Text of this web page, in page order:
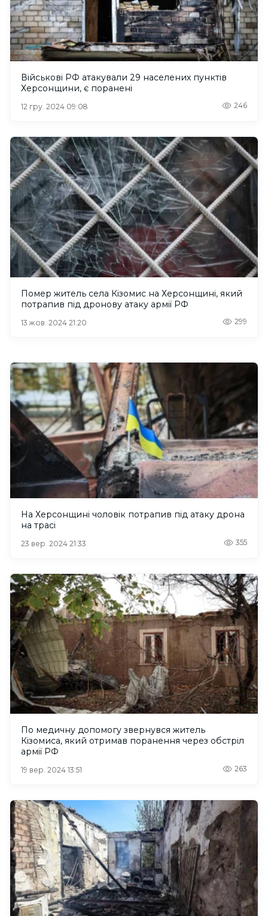
Військові РФ атакували 29 населених пунктів
Херсонщини, є поранені
12 гру. 2024 09:08 246
Помер житель села Кізомис на Херсонщині, який
потрапив під дронову атаку армії РФ
13 жов. 2024 21:20 299
На Херсонщині чоловік потрапив під атаку дрона
на трасі
23 вер. 2024 21:33 355
По медичну допомогу звернувся житель
Кізомиса, який отримав поранення через обстріл
армії РФ
19 вер. 2024 13:51 263